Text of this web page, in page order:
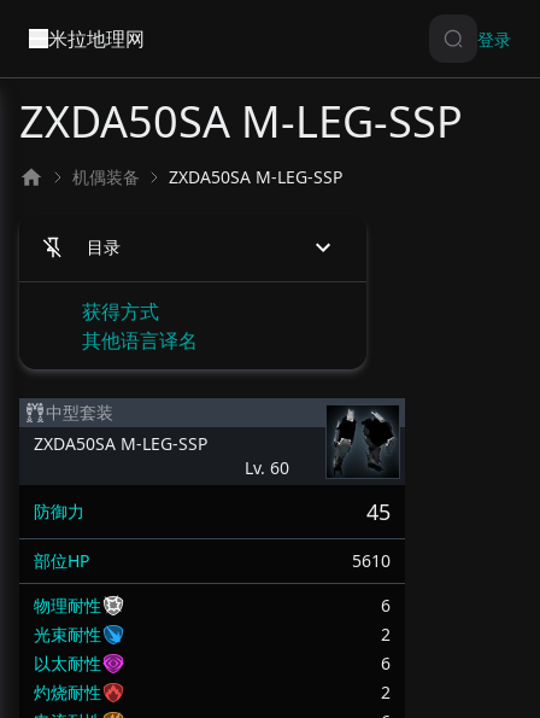
米拉地理网 登录
ZXDA50SA M-LEG-SSP
机偶装备 ZXDA50SA M-LEG-SSP
目录
获得方式
其他语言译名
中型套装
ZXDA50SA M-LEG-SSP
Lv. 60
防御力
45
部位HP
5610
物理耐性
6
光束耐性
2
以太耐性
6
灼烧耐性
2